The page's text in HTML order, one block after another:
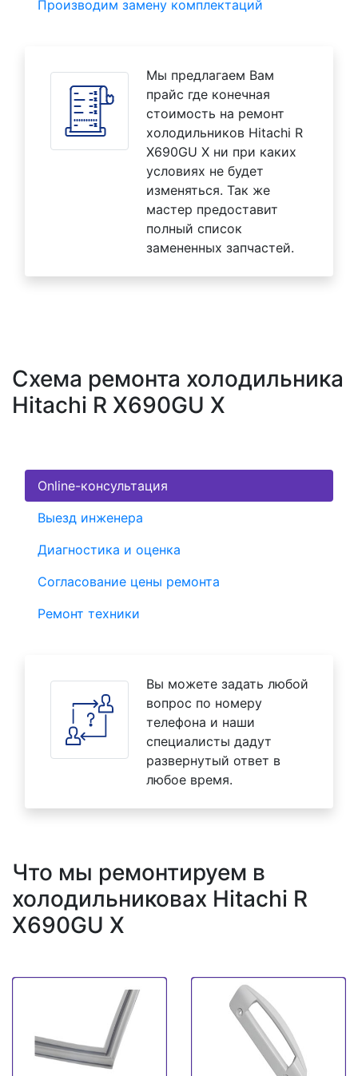
Производим замену комплектаций
Мы предлагаем Вам
прайс где конечная
стоимость на ремонт
холодильников Hitachi R
X690GU X ни при каких
условиях не будет
изменяться. Так же
мастер предоставит
полный список
замененных запчастей.
Схема ремонта холодильника
Hitachi R X690GU X
Online-консультация
Выезд инженера
Диагностика и оценка
Согласование цены ремонта
Ремонт техники
Вы можете задать любой
вопрос по номеру
телефона и наши
специалисты дадут
развернутый ответ в
любое время.
Что мы ремонтируем в
холодильниковах Hitachi R
X690GU X